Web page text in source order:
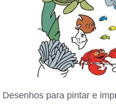
Desenhos para pintar e